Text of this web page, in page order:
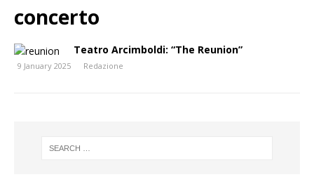
concerto
Teatro Arcimboldi: “The Reunion”
9 January 2025 Redazione